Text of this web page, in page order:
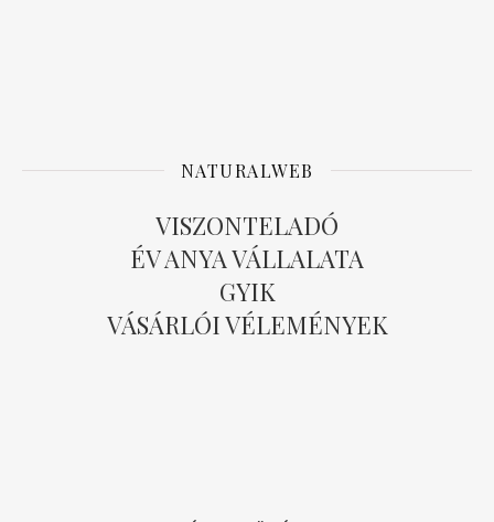
NATURALWEB
VISZONTELADÓ
ÉV ANYA VÁLLALATA
GYIK
VÁSÁRLÓI VÉLEMÉNYEK